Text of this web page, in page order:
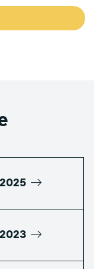
2025
2023